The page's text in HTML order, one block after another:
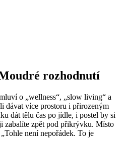
rozhodnutí
o „wellness“, „slow living“ a
dávat více prostoru i přirozeným
dát tělu čas po jídle, i postel by si
zabalíte zpět pod přikrývku. Místo
není nepořádek. To je